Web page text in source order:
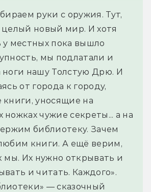
руки с оружия. Тут,
новый мир. И хотя
у местных пока вышло
мы подлатали и
ноги нашу Толстую Дрю. И
от города к городу,
книги, уносящие на
ножках чужие секреты... а на
библиотеку. Зачем
книги. А ещё верим,
мы. Их нужно открывать и
и читать. Каждого».
— сказочный